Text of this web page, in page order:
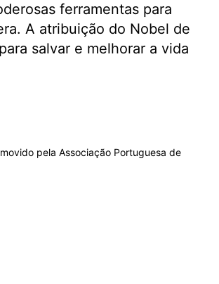
ferramentas para
A atribuição do Nobel de
salvar e melhorar a vida
pela Associação Portuguesa de